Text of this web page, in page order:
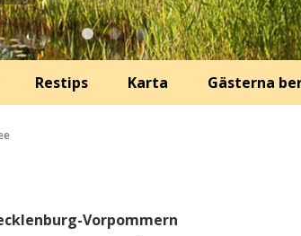
Restips Karta Gästerna
Vorpommern